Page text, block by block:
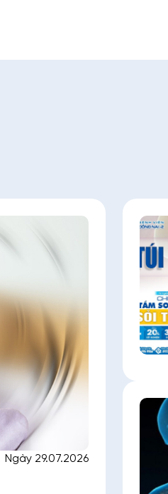
Ngày 29.07.2026